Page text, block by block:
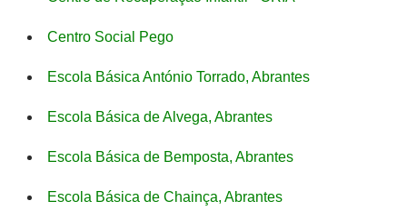
Centro Social Pego
Escola Básica António Torrado, Abrantes
Escola Básica de Alvega, Abrantes
Escola Básica de Bemposta, Abrantes
Escola Básica de Chainça, Abrantes